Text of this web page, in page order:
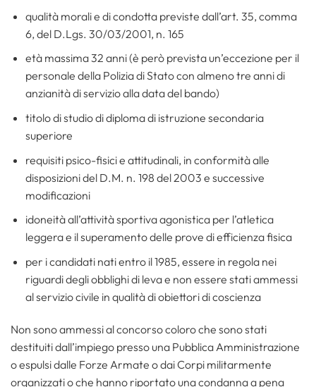
qualità morali e di condotta previste dall’art. 35, comma
6, del D.Lgs. 30/03/2001, n. 165
età massima 32 anni (è però prevista un’eccezione per il
personale della Polizia di Stato con almeno tre anni di
anzianità di servizio alla data del bando)
titolo di studio di diploma di istruzione secondaria
superiore
requisiti psico-fisici e attitudinali, in conformità alle
disposizioni del D.M. n. 198 del 2003 e successive
modificazioni
idoneità all’attività sportiva agonistica per l’atletica
leggera e il superamento delle prove di efficienza fisica
per i candidati nati entro il 1985, essere in regola nei
riguardi degli obblighi di leva e non essere stati ammessi
al servizio civile in qualità di obiettori di coscienza
Non sono ammessi al concorso coloro che sono stati
destituiti dall’impiego presso una Pubblica Amministrazione
o espulsi dalle Forze Armate o dai Corpi militarmente
organizzati o che hanno riportato una condanna a pena